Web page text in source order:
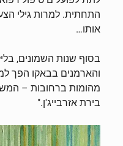
התחתית. למרות גילי
אותו…
בסוף שנות השמונים,
והארמנים בבאקו הפך
מהומות ברחובות –
בירת אזרבייג'ן."